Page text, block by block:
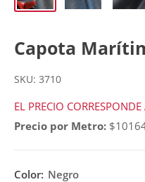
Capota
SKU: 3710
EL PRECIO
Precio por Metro:
Color: Negro